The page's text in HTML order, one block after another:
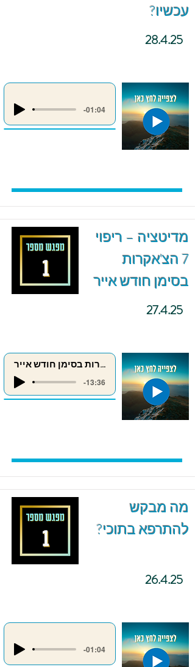
עכשיו?
28.4.25
-01:04
מדיטציה – ריפוי
7 הצ'אקרות
בסימן חודש אייר
27.4.25
ריפוי 7 הצ'אקרות בסימן חודש אייר
-13:36
מה מבקש
להתרפא בתוכי?
26.4.25
-01:04